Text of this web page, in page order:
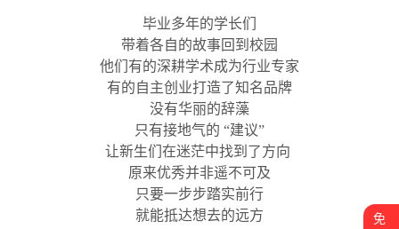
毕业多年的学长们
带着各自的故事回到校园
他们有的深耕学术成为行业专家
有的自主创业打造了知名品牌
没有华丽的辞藻
只有接地气的 “建议”
让新生们在迷茫中找到了方向
原来优秀并非遥不可及
只要一步步踏实前行
就能抵达想去的远方
免